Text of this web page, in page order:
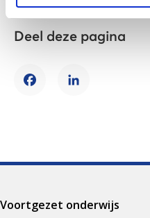
Deel deze pagina
FacebookLinkedIn
Voortgezet onderwijs